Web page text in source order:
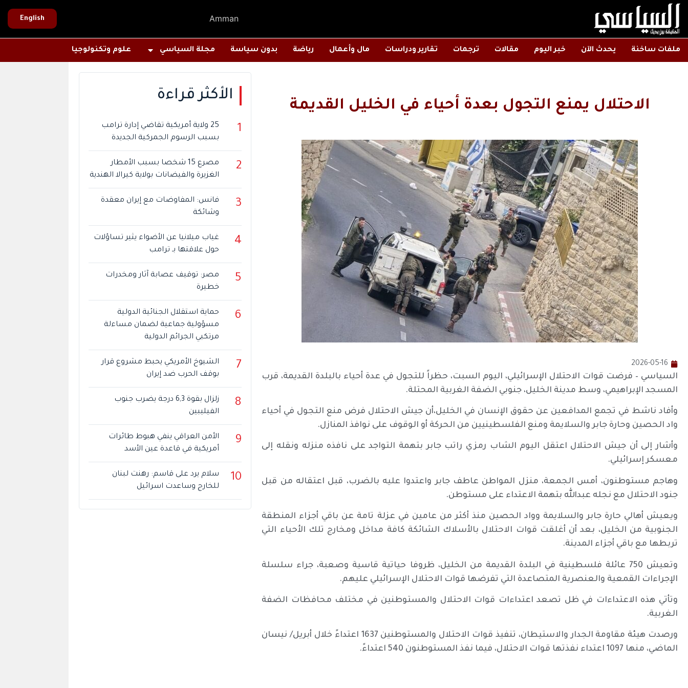
Amman
English
ملفات ساخنة يحدث الآن خبر اليوم مقالات ترجمات تقارير ودراسات مال وأعمال رياضة بدون سياسة مجلة السياسي علوم وتكنولوجيا
الاحتلال يمنع التجول بعدة أحياء في الخليل القديمة
2026-05-16
السياسي – فرضت قوات الاحتلال الإسرائيلي، اليوم السبت، حظراً للتجول في عدة أحياء بالبلدة القديمة، قرب
المسجد الإبراهيمي، وسط مدينة الخليل، جنوبي الضفة الغربية المحتلة.
وأفاد ناشط في تجمع المدافعين عن حقوق الإنسان في الخليل،أن جيش الاحتلال فرض منع التجول في أحياء
واد الحصين وحارة جابر والسلايمة ومنع الفلسطينيين من الحركة أو الوقوف على نوافذ المنازل.
وأشار إلى أن جيش الاحتلال اعتقل اليوم الشاب رمزي راتب جابر بتهمة التواجد على نافذه منزله ونقله إلى
معسكر إسرائيلي.
وهاجم مستوطنون، أمس الجمعة، منزل المواطن عاطف جابر واعتدوا عليه بالضرب، قبل اعتقاله من قبل
جنود الاحتلال مع نجله عبدالله بتهمة الاعتداء على مستوطن.
ويعيش أهالي حارة جابر والسلايمة وواد الحصين منذ أكثر من عامين في عزلة تامة عن باقي أجزاء المنطقة
الجنوبية من الخليل، بعد أن أغلقت قوات الاحتلال بالأسلاك الشائكة كافة مداخل ومخارج تلك الأحياء التي
تربطها مع باقي أجزاء المدينة.
وتعيش 750 عائلة فلسطينية في البلدة القديمة من الخليل، ظروفا حياتية قاسية وصعبة، جراء سلسلة
الإجراءات القمعية والعنصرية المتصاعدة التي تفرضها قوات الاحتلال الإسرائيلي عليهم.
وتأتي هذه الاعتداءات في ظل تصعد اعتداءات قوات الاحتلال والمستوطنين في مختلف محافظات الضفة
الغربية.
ورصدت هيئة مقاومة الجدار والاستيطان، تنفيذ قوات الاحتلال والمستوطنين 1637 اعتداءً خلال أبريل/ نيسان
الماضي، منها 1097 اعتداء نفذتها قوات الاحتلال، فيما نفذ المستوطنون 540 اعتداءً.
الأكثر قراءة
1
25 ولاية أمريكية تقاضي إدارة ترامب
بسبب الرسوم الجمركية الجديدة
2
مصرع 15 شخصا بسبب الأمطار
الغزيرة والفيضانات بولاية كيرالا الهندية
3
فانس: المفاوضات مع إيران معقدة
وشائكة
4
غياب ميلانيا عن الأضواء يثير تساؤلات
حول علاقتها بـ ترامب
5
مصر: توقيف عصابة آثار ومخدرات
خطيرة
6
حماية استقلال الجنائية الدولية
مسؤولية جماعية لضمان مساءلة
مرتكبي الجرائم الدولية
7
الشيوخ الأمريكي يحبط مشروع قرار
بوقف الحرب ضد إيران
8
زلزال بقوة 6,3 درجة يضرب جنوب
الفيليبين
9
الأمن العراقي ينفي هبوط طائرات
أمريكية في قاعدة عين الأسد
10
سلام يرد على قاسم: رهنت لبنان
للخارج وساعدت اسرائيل